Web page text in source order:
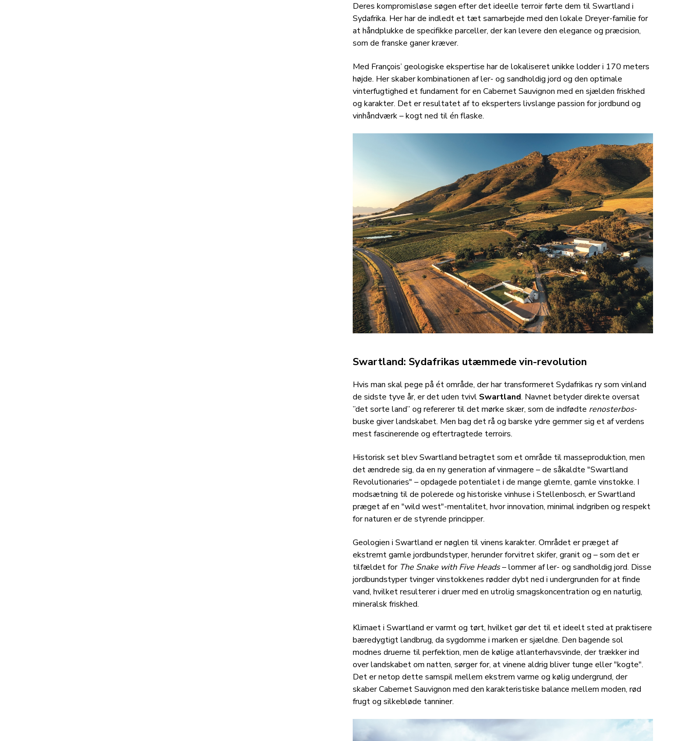
Deres kompromisløse søgen efter det ideelle terroir førte dem til Swartland i
Sydafrika. Her har de indledt et tæt samarbejde med den lokale Dreyer-familie for
at håndplukke de specifikke parceller, der kan levere den elegance og præcision,
som de franske ganer kræver.
Med François’ geologiske ekspertise har de lokaliseret unikke lodder i 170 meters
højde. Her skaber kombinationen af ler- og sandholdig jord og den optimale
vinterfugtighed et fundament for en Cabernet Sauvignon med en sjælden friskhed
og karakter. Det er resultatet af to eksperters livslange passion for jordbund og
vinhåndværk – kogt ned til én flaske.
Swartland: Sydafrikas utæmmede vin-revolution
Hvis man skal pege på ét område, der har transformeret Sydafrikas ry som vinland
de sidste tyve år, er det uden tvivl Swartland. Navnet betyder direkte oversat
”det sorte land” og refererer til det mørke skær, som de indfødte renosterbos-
buske giver landskabet. Men bag det rå og barske ydre gemmer sig et af verdens
mest fascinerende og eftertragtede terroirs.
Historisk set blev Swartland betragtet som et område til masseproduktion, men
det ændrede sig, da en ny generation af vinmagere – de såkaldte "Swartland
Revolutionaries" – opdagede potentialet i de mange glemte, gamle vinstokke. I
modsætning til de polerede og historiske vinhuse i Stellenbosch, er Swartland
præget af en "wild west"-mentalitet, hvor innovation, minimal indgriben og respekt
for naturen er de styrende principper.
Geologien i Swartland er nøglen til vinens karakter. Området er præget af
ekstremt gamle jordbundstyper, herunder forvitret skifer, granit og – som det er
tilfældet for The Snake with Five Heads– lommer af ler- og sandholdig jord. Disse
jordbundstyper tvinger vinstokkenes rødder dybt ned i undergrunden for at finde
vand, hvilket resulterer i druer med en utrolig smagskoncentration og en naturlig,
mineralsk friskhed.
Klimaet i Swartland er varmt og tørt, hvilket gør det til et ideelt sted at praktisere
bæredygtigt landbrug, da sygdomme i marken er sjældne. Den bagende sol
modnes druerne til perfektion, men de kølige atlanterhavsvinde, der trækker ind
over landskabet om natten, sørger for, at vinene aldrig bliver tunge eller "kogte".
Det er netop dette samspil mellem ekstrem varme og kølig undergrund, der
skaber Cabernet Sauvignon med den karakteristiske balance mellem moden, rød
frugt og silkebløde tanniner.